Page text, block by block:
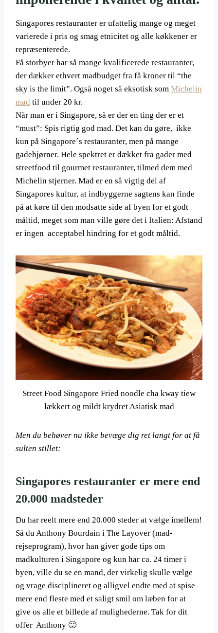
Singapores restauranter er ufattelig mange og meget
varierede i pris og smag etnicitet og alle køkkener er
repræsenterede.
Få storbyer har så mange kvalificerede restauranter,
der dækker ethvert madbudget fra få kroner til “the
sky is the limit”. Også noget så eksotisk som Michelin
mad til under 20 kr.
Når man er i Singapore, så er der en ting der er et
“must”: Spis rigtig god mad. Det kan du gøre, ikke
kun på Singapore´s restauranter, men på mange
gadehjørner. Hele spektret er dækket fra gader med
streetfood til gourmet restauranter, tilmed dem med
Michelin stjerner. Mad er en så vigtig del af
Singapores kultur, at indbyggerne sagtens kan finde
på at køre til den modsatte side af byen for et godt
måltid, meget som man ville gøre det i Italien: Afstand
er ingen acceptabel hindring for et godt måltid.
Street Food Singapore Fried noodle cha kway tiew
lækkert og mildt krydret Asiatisk mad
Men du behøver nu ikke bevæge dig ret langt for at få
sulten stillet:
Singapores restauranter er mere end
20.000 madsteder
Du har reelt mere end 20.000 steder at vælge imellem!
Så du Anthony Bourdain i The Layover (mad-
rejseprogram), hvor han giver gode tips om
madkulturen i Singapore og kun har ca. 24 timer i
byen, ville du se en mand, der virkelig skulle vælge
og vrage disciplineret og alligvel endte med at spise
mere end fleste med et saligt smil om læben for at
give os alle et billede af mulighederne. Tak for dit
offer Anthony 🙂